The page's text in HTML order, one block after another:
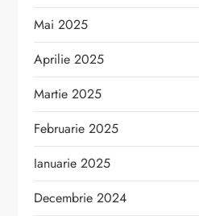
Mai 2025
Aprilie 2025
Martie 2025
Februarie 2025
Ianuarie 2025
Decembrie 2024